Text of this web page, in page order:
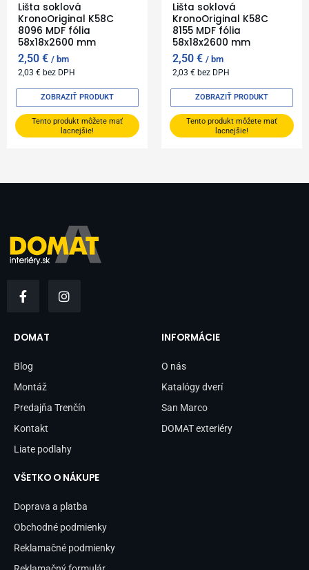
Lišta soklová
KronoOriginal K58C
8096 MDF fólia
58x18x2600 mm
2,50€ bm
2,03€ bez DPH
Tento produkt môžete mať
lacnejšie!
ZOBRAZIŤ PRODUKT
Lišta soklová
KronoOriginal K58C
8155 MDF fólia
58x18x2600 mm
2,50€ bm
2,03€ bez DPH
Tento produkt môžete mať
lacnejšie!
ZOBRAZIŤ PRODUKT
a
b
o
k
-
n
DOMAT
Blog
Montáž
Predajňa Trenčín
Kontakt
Liate podlahy
INFORMÁCIE
O nás
Katalógy dverí
San Marco
DOMAT exteriéry
VŠETKO O NÁKUPE
Doprava a platba
Obchodné podmienky
Reklamačné podmienky